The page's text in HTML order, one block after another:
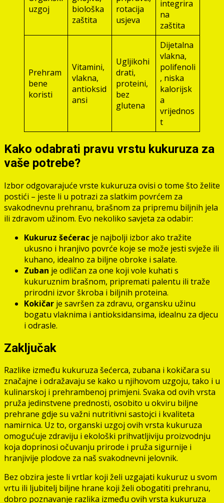
uzgoj
biološka
zaštita
rotacija
usjeva
integrira
na
zaštita
Prehram
bene
koristi
Vitamini,
vlakna,
antioksid
ansi
Ugljikohi
drati,
proteini,
bez
glutena
Dijetalna
vlakna,
polifenoli
, niska
kalorijsk
a
vrijednos
t
Kako odabrati pravu vrstu kukuruza za
vaše potrebe?
Izbor odgovarajuće vrste kukuruza ovisi o tome što želite
postići – jeste li u potrazi za slatkim povrćem za
svakodnevnu prehranu, brašnom za pripremu biljnih jela
ili zdravom užinom. Evo nekoliko savjeta za odabir:
Kukuruz šećerac je najbolji izbor ako tražite
ukusno i hranjivo povrće koje se može jesti svježe ili
kuhano, idealno za biljne obroke i salate.
Zuban je odličan za one koji vole kuhati s
kukuruznim brašnom, pripremati palentu ili traže
prirodni izvor škroba i biljnih proteina.
Kokičar je savršen za zdravu, organsku užinu
bogatu vlaknima i antioksidansima, idealnu za djecu
i odrasle.
Zaključak
Razlike između kukuruza šećerca, zubana i kokičara su
značajne i odražavaju se kako u njihovom uzgoju, tako i u
kulinarskoj i prehrambenoj primjeni. Svaka od ovih vrsta
pruža jedinstvene prednosti, osobito u okviru biljne
prehrane gdje su važni nutritivni sastojci i kvaliteta
namirnica. Uz to, organski uzgoj ovih vrsta kukuruza
omogućuje zdraviju i ekološki prihvatljiviju proizvodnju
koja doprinosi očuvanju prirode i pruža sigurnije i
hranjivije plodove za naš svakodnevni jelovnik.
Bez obzira jeste li vrtlar koji želi uzgajati kukuruz u svom
vrtu ili ljubitelj biljne hrane koji želi obogatiti prehranu,
dobro poznavanje razlika između ovih vrsta kukuruza